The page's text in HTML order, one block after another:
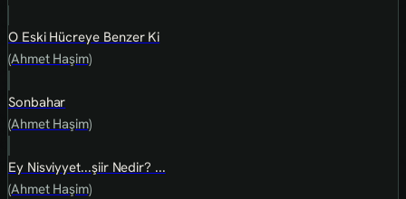
O Eski Hücreye Benzer Ki
(Ahmet Haşim)
Sonbahar
(Ahmet Haşim)
Ey Nisviyyet...şiir Nedir? ...
(Ahmet Haşim)